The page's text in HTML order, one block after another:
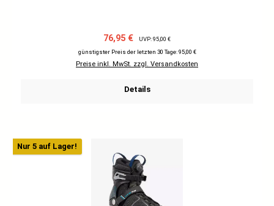
Verkaufspreis:
76,95 € Regulärer Preis:
UVP: 95,00 €
günstigster Preis der letzten 30 Tage: 95,00 €
Preise inkl. MwSt. zzgl. Versandkosten
Details
Nur 5 auf Lager!